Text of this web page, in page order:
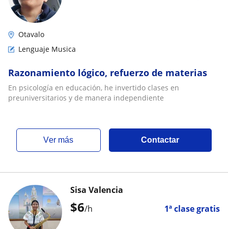
Otavalo
Lenguaje Musica
Razonamiento lógico, refuerzo de materias
En psicología en educación, he invertido clases en
preuniversitarios y de manera independiente
ver más Contactar
$6/h 1ª clase gratis
Sisa Valencia